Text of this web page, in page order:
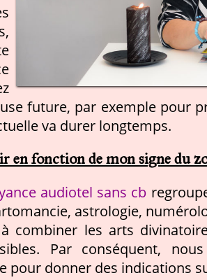
future, par exemple pour
va durer longtemps.
en fonction de mon signe du
audiotel sans cb
astrologie,
combiner les arts
Par conséquent,
pour donner des indications